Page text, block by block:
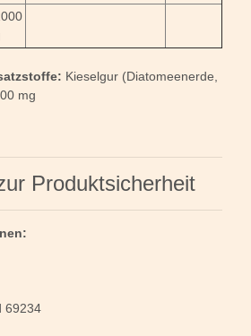
Kieselgur (Diatomeenerde,
mg
Produktsicherheit
69234